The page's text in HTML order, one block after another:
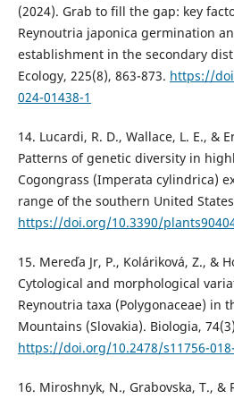
(2024). Grab to fill the gap: key
Reynoutria japonica germination
establishment in the secondary
Ecology, 225(8), 863-873. https://
024-01438-1
14. Lucardi, R. D., Wallace, L. E., &
Patterns of genetic diversity in
Cogongrass (Imperata cylindrica)
range of the southern United
https://doi.org/10.3390/
15. Mereďa Jr, P., Koláriková, Z., &
Cytological and morphological
Reynoutria taxa (Polygonaceae) in
Mountains (Slovakia). Biologia,
https://doi.org/10.2478/s11756-
16. Miroshnyk, N., Grabovska, T., &